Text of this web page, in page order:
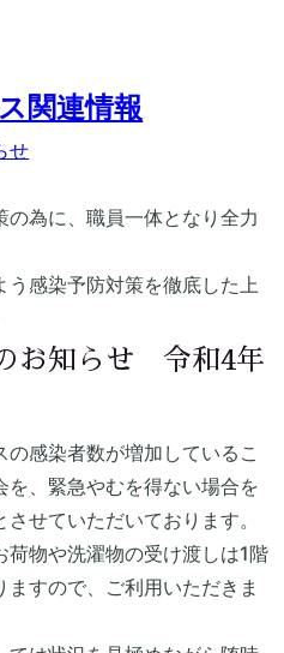
関連情報
せ
為に、職員一体となり全力
感染予防対策を徹底した上
お知らせ 令和4年
感染者数が増加しているこ
を、緊急やむを得ない場合を
せていただいております。
物や洗濯物の受け渡しは1階
すので、ご利用いただきま